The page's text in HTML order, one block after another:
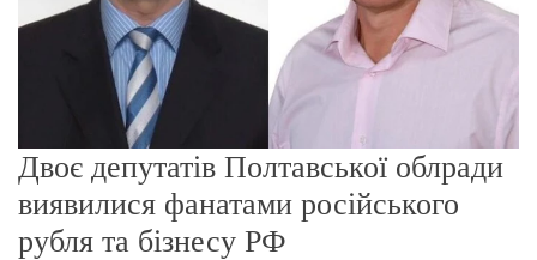
Двоє депутатів Полтавської облради
виявилися фанатами російського
рубля та бізнесу РФ